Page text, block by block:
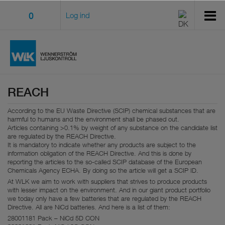
0 Log ind
REACH
According to the EU Waste Directive (SCIP) chemical substances that are
harmful to humans and the environment shall be phased out.
Articles containing >0.1% by weight of any substance on the candidate list
are regulated by the REACH Directive.
It is mandatory to indicate whether any products are subject to the
information obligation of the REACH Directive. And this is done by
reporting the articles to the so-called SCIP database of the European
Chemicals Agency ECHA. By doing so the article will get a SCIP ID.
At WLK we aim to work with suppliers that strives to produce products
with lesser impact on the environment. And in our giant product portfolio
we today only have a few batteries that are regulated by the REACH
Directive. All are NiCd batteries. And here is a list of them:
28001181 Pack – NiCd 5D CON